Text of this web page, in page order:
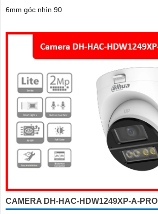
6mm góc nhìn 90
CAMERA DH-HAC-HDW1249XP-A-PRO